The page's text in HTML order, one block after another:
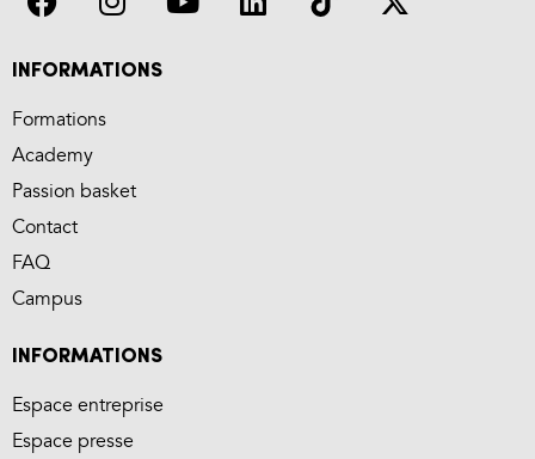
INFORMATIONS
Formations
Academy
Passion basket
Contact
FAQ
Campus
INFORMATIONS
Espace entreprise
Espace presse